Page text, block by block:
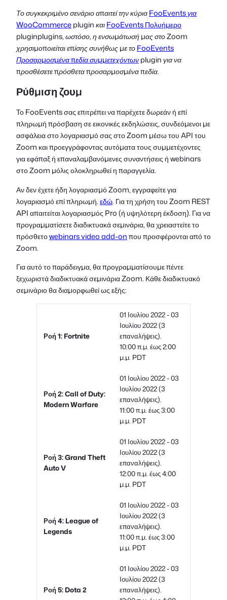
Το συγκεκριμένο σενάριο απαιτεί την κύριαFooEvents για
WooCommerceplugin καιFooEvents Πολυήμερο
pluginplugins, ωστόσο, η ενσωμάτωσή μας στο Zoom
χρησιμοποιείται επίσης συνήθως με τοFooEvents
Προσαρμοσμένα πεδία συμμετεχόντωνplugin για να
προσθέσετε πρόσθετα προσαρμοσμένα πεδία.
Ρύθμιση ζουμ
Το FooEvents σας επιτρέπει να παρέχετε δωρεάν ή επί
πληρωμή πρόσβαση σε εικονικές εκδηλώσεις, συνδεόμενοι με
ασφάλεια στο λογαριασμό σας στο Zoom μέσω του API του
Zoom και προεγγράφοντας αυτόματα τους συμμετέχοντες
για εφάπαξ ή επαναλαμβανόμενες συναντήσεις ή webinars
στο Zoom μόλις ολοκληρωθεί η παραγγελία.
Αν δεν έχετε ήδη λογαριασμό Zoom, εγγραφείτε για
λογαριασμό επί πληρωμή.εδώ. Για τη χρήση του Zoom REST
API απαιτείται λογαριασμός Pro (ή υψηλότερη έκδοση). Για να
προγραμματίσετε διαδικτυακά σεμινάρια, θα χρειαστείτε το
πρόσθετοwebinars video add-onπου προσφέρονται από το
Zoom.
Για αυτό το παράδειγμα, θα προγραμματίσουμε πέντε
ξεχωριστά διαδικτυακά σεμινάρια Zoom. Κάθε διαδικτυακό
σεμινάριο θα διαμορφωθεί ως εξής:
Ροή 1: Fortnite
01 Ιουλίου 2022 - 03
Ιουλίου 2022 (3
επαναλήψεις).
10:00 π.μ. έως 2:00
μ.μ. PDT
Ροή 2: Call of Duty:
Modern Warfare
01 Ιουλίου 2022 - 03
Ιουλίου 2022 (3
επαναλήψεις).
11:00 π.μ. έως 3:00
μ.μ. PDT
Ροή 3: Grand Theft
Auto V
01 Ιουλίου 2022 - 03
Ιουλίου 2022 (3
επαναλήψεις).
12:00 π.μ. έως 4:00
μ.μ. PDT
Ροή 4: League of
Legends
01 Ιουλίου 2022 - 03
Ιουλίου 2022 (3
επαναλήψεις).
11:00 π.μ. έως 3:00
μ.μ. PDT
Ροή 5: Dota 2
01 Ιουλίου 2022 - 03
Ιουλίου 2022 (3
επαναλήψεις).